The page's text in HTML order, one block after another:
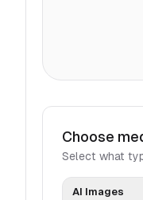
Choose
Select what
AI Images